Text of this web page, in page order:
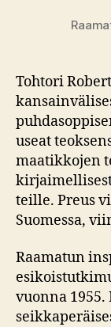
Tohtori
useat
maatikkojen
teille. Preus
Suomessa,
Raamatun
vuonna 1955.